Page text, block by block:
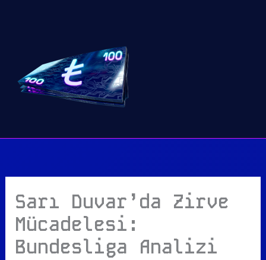
Sarı Duvar’da Zirve
Mücadelesi:
Bundesliga Analizi